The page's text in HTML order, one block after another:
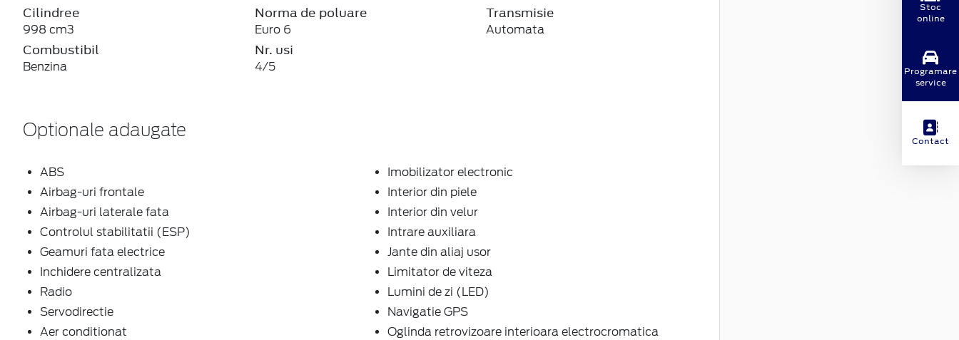
Cilindree
998 cm3
Combustibil
Benzina
Norma de poluare
Euro 6
Nr. usi
4/5
Transmisie
Automata
Optionale adaugate
ABS
Airbag-uri frontale
Airbag-uri laterale fata
Controlul stabilitatii (ESP)
Geamuri fata electrice
Inchidere centralizata
Radio
Servodirectie
Aer conditionat
Imobilizator electronic
Interior din piele
Interior din velur
Intrare auxiliara
Jante din aliaj usor
Limitator de viteza
Lumini de zi (LED)
Navigatie GPS
Oglinda retrovizoare interioara electrocromatica
Stoc
online
Programare
service
Contact